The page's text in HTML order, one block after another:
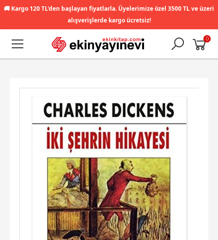
🚚 Kargo 120 TL'den başlayan fiyatlarla. Üyelerimize özel 3500 TL ve üzeri
alışverişlerde kargo ücretsiz!
0